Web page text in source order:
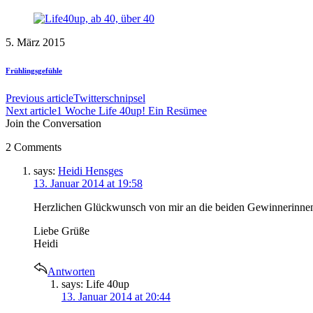
5. März 2015
Frühlingsgefühle
Previous articleTwitterschnipsel
Next article1 Woche Life 40up! Ein Resümee
Join the Conversation
2 Comments
says: Heidi Hensges
13. Januar 2014 at 19:58
Herzlichen Glückwunsch von mir an die beiden
Liebe Grüße
Heidi
Antworten
says: Life 40up
13. Januar 2014 at 20:44